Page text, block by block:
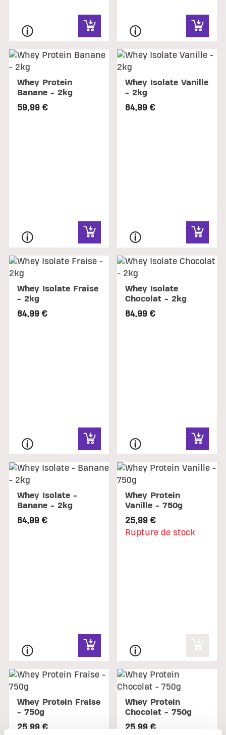
Whey Protein
Banane - 2kg
59,99 €
Whey Isolate Vanille
- 2kg
84,99 €
Whey Isolate Fraise
- 2kg
84,99 €
Whey Isolate
Chocolat - 2kg
84,99 €
Whey Isolate -
Banane - 2kg
84,99 €
Whey Protein
Vanille - 750g
25,99 €
Rupture de stock
Whey Protein Fraise
- 750g
25,99 €
Whey Protein
Chocolat - 750g
25,99 €